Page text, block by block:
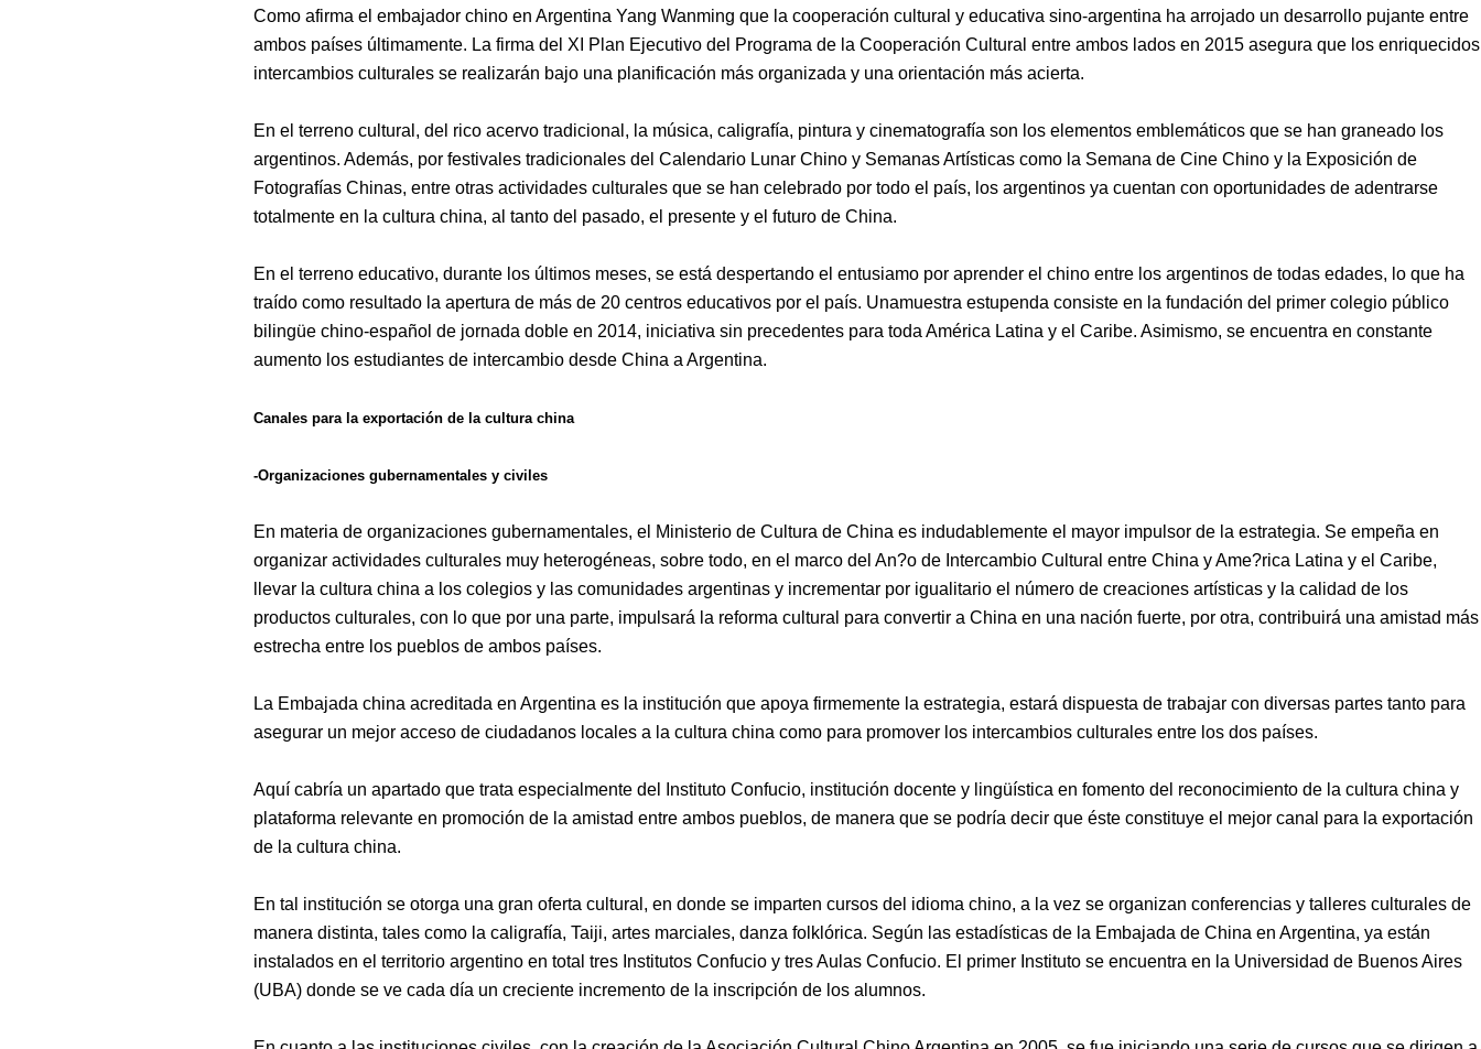
Como afirma el embajador chino en Argentina Yang Wanming que la cooperación cultural y educativa sino-argentina ha arrojado un desarrollo pujante entre
ambos países últimamente. La firma del XI Plan Ejecutivo del Programa de la Cooperación Cultural entre ambos lados en 2015 asegura que los enriquecidos
intercambios culturales se realizarán bajo una planificación más organizada y una orientación más acierta.
En el terreno cultural, del rico acervo tradicional, la música, caligrafía, pintura y cinematografía son los elementos emblemáticos que se han graneado los
argentinos. Además, por festivales tradicionales del Calendario Lunar Chino y Semanas Artísticas como la Semana de Cine Chino y la Exposición de
Fotografías Chinas, entre otras actividades culturales que se han celebrado por todo el país, los argentinos ya cuentan con oportunidades de adentrarse
totalmente en la cultura china, al tanto del pasado, el presente y el futuro de China.
En el terreno educativo, durante los últimos meses, se está despertando el entusiamo por aprender el chino entre los argentinos de todas edades, lo que ha
traído como resultado la apertura de más de 20 centros educativos por el país. Unamuestra estupenda consiste en la fundación del primer colegio público
bilingüe chino-español de jornada doble en 2014, iniciativa sin precedentes para toda América Latina y el Caribe. Asimismo, se encuentra en constante
aumento los estudiantes de intercambio desde China a Argentina.
Canales para la exportación de la cultura china
-Organizaciones gubernamentales y civiles
En materia de organizaciones gubernamentales, el Ministerio de Cultura de China es indudablemente el mayor impulsor de la estrategia. Se empeña en
organizar actividades culturales muy heterogéneas, sobre todo, en el marco del An?o de Intercambio Cultural entre China y Ame?rica Latina y el Caribe,
llevar la cultura china a los colegios y las comunidades argentinas y incrementar por igualitario el número de creaciones artísticas y la calidad de los
productos culturales, con lo que por una parte, impulsará la reforma cultural para convertir a China en una nación fuerte, por otra, contribuirá una amistad más
estrecha entre los pueblos de ambos países.
La Embajada china acreditada en Argentina es la institución que apoya firmemente la estrategia, estará dispuesta de trabajar con diversas partes tanto para
asegurar un mejor acceso de ciudadanos locales a la cultura china como para promover los intercambios culturales entre los dos países.
Aquí cabría un apartado que trata especialmente del Instituto Confucio, institución docente y lingüística en fomento del reconocimiento de la cultura china y
plataforma relevante en promoción de la amistad entre ambos pueblos, de manera que se podría decir que éste constituye el mejor canal para la exportación
de la cultura china.
En tal institución se otorga una gran oferta cultural, en donde se imparten cursos del idioma chino, a la vez se organizan conferencias y talleres culturales de
manera distinta, tales como la caligrafía, Taiji, artes marciales, danza folklórica. Según las estadísticas de la Embajada de China en Argentina, ya están
instalados en el territorio argentino en total tres Institutos Confucio y tres Aulas Confucio. El primer Instituto se encuentra en la Universidad de Buenos Aires
(UBA) donde se ve cada día un creciente incremento de la inscripción de los alumnos.